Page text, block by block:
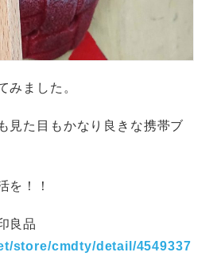
みました。
見た目もかなり良きな携帯ブ
を！！
良品
store/cmdty/detail/4549337